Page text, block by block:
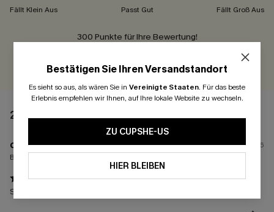
Fällt Klein Aus Passt Gut Fällt Groß Aus
300 Punkte für Ihre Bewertung!
2 BEWERTUNGEN
c****
27/04/2026
Bestellte Größen:
Sehr schöner badeanzug
Bestätigen Sie Ihren Versandstandort
Es sieht so aus, als wären Sie in Vereinigte Staaten. Für das beste
Erlebnis empfehlen wir Ihnen, auf Ihre lokale Website zu wechseln.
ZU CUPSHE-US
HIER BLEIBEN